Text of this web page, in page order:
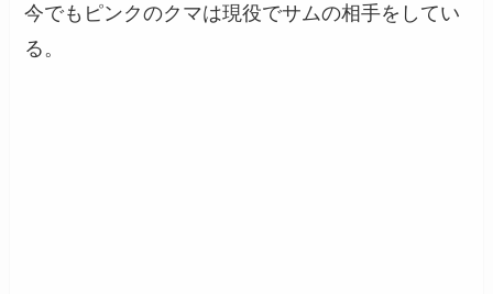
今でもピンクのクマは現役でサムの相手をしてい
る。